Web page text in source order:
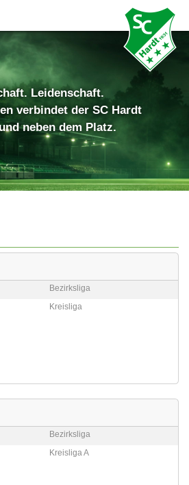
Leidenschaft.
verbindet der SC Hardt
neben dem Platz.
Bezirksliga
Kreisliga
Bezirksliga
Kreisliga A